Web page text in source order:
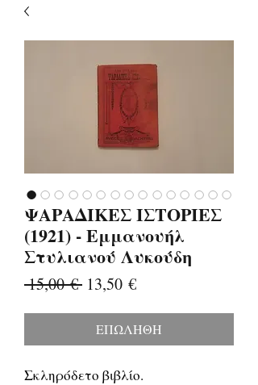
ΨΑΡΑΔΙΚΕΣ ΙΣΤΟΡΙΕΣ
(1921) - Εμμανουήλ
Στυλιανού Λυκούδη
15,00 € Κανονική
13,50 €Τιμή
ΕΠΩΛΗΘΗ
Σκληρόδετο βιβλίο.